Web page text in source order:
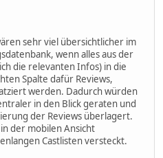
sehr viel übersichtlicher im
wenn alles aus der
die relevanten Infos) in die
Spalte dafür Reviews,
werden. Dadurch würden
in den Blick geraten und
der Reviews überlagert.
der mobilen Ansicht
Castlisten versteckt.